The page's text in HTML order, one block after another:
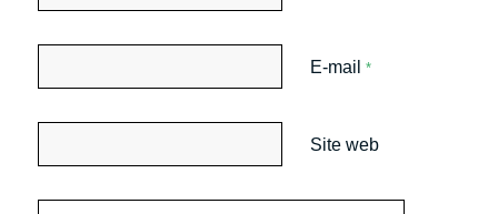
E-mail *
Site web